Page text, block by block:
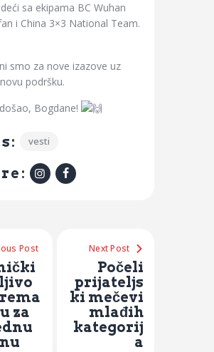
sa ekipama BC Wuhan
i China 3×3 National Team.
smo za nove izazove uz
podršku.
Bogdane!
vesti
Post
za
Next Post
Počeli
prijateljs
ki mečevi
mlađih
kategorij
a